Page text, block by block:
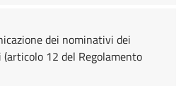
dei nominativi dei
(articolo 12 del Regolamento